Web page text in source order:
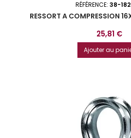
RÉFÉRENCE: 38-
RESSORT A COMPRESSION
Prix
25,81 €
Ajouter au